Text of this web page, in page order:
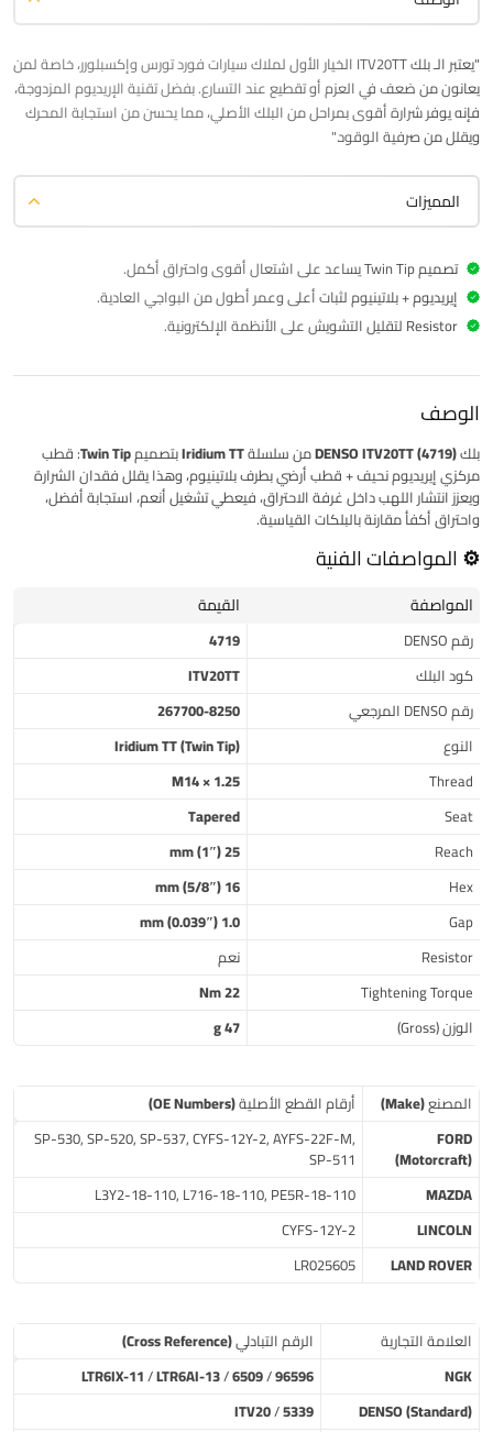
"يعتبر الـبلك
ITV20TT الخيار الأول لملاك سيارات فورد تورس وإكسبلورر، خاصة لمن
يعانون من ضعف في العزم أو تقطيع عند التسارع. بفضل تقنية الإريديوم المزدوجة،
فإنه يوفر شرارة أقوى بمراحل من البلك الأصلي، مما يحسن من استجابة المحرك
ويقلل من صرفية الوقود."
المميزات
تصميم Twin Tip يساعد على اشتعال أقوى واحتراق أكمل.
إيريديوم + بلاتينيوم لثبات أعلى وعمر أطول من البواجي العادية.
Resistor لتقليل التشويش على الأنظمة الإلكترونية.
الوصف
بلكDENSO ITV20TT (4719)من سلسلةIridium TTبتصميمTwin Tip: قطب
مركزي إيريديوم نحيف + قطب أرضي بطرف بلاتينيوم، وهذا يقلل فقدان الشرارة
ويعزز انتشار اللهب داخل غرفة الاحتراق، فيعطيتشغيل أنعم، استجابة أفضل،
واحتراق أكفأمقارنة بالبلكات القياسية.
⚙️ المواصفات الفنية
المواصفة القيمة
رقم DENSO
4719
كود البلك
ITV20TT
رقم DENSO المرجعي
267700-8250
النوع
Iridium TT (Twin Tip)
Thread
M14 × 1.25
Seat
Tapered
Reach
25 mm (1″)
Hex
16 mm (5/8″)
Gap
1.0 mm (0.039″)
Resistor
نعم
Tightening Torque
22 Nm
الوزن (Gross)
47 g
المصنع (Make)
أرقام القطع الأصلية (OE Numbers)
FORD
(Motorcraft)
SP-530, SP-520, SP-537, CYFS-12Y-2, AYFS-22F-M,
SP-511
MAZDA
L3Y2-18-110, L716-18-110, PE5R-18-110
LINCOLN
CYFS-12Y-2
LAND ROVER
LR025605
العلامة التجارية
الرقم التبادلي (Cross Reference)
NGK
LTR6IX-11/LTR6AI-13/6509/96596
DENSO (Standard)
ITV20/5339